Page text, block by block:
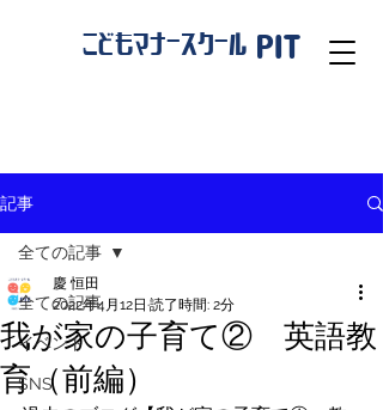
こどもマナースクール PIT
記事
全ての記事
イベント
SNS
全ての記事
我が家の子育て② 英語教
育（前編）
慶 恒田
2022年4月12日 読了時間: 2分